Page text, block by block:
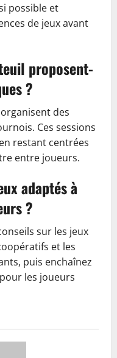
possible et
de jeux avant
proposent-
?
des
Ces sessions
restant centrées
entre joueurs.
adaptés à
?
sur les jeux
et les
puis enchaînez
les joueurs